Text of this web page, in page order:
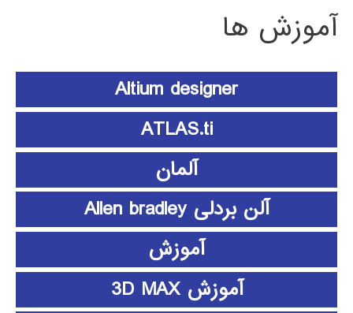
آموزش ها
Altium designer
ATLAS.ti
آلمان
آلن بردلی Allen bradley
آموزش
آموزش 3D MAX